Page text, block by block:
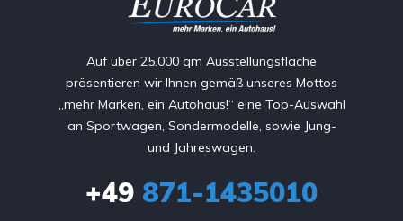
Auf über 25.000 qm Ausstellungsfläche
präsentieren wir Ihnen gemäß unseres Mottos
„mehr Marken, ein Autohaus!“ eine Top-Auswahl
an Sportwagen, Sondermodelle, sowie Jung-
und Jahreswagen.
+49 871-1435010